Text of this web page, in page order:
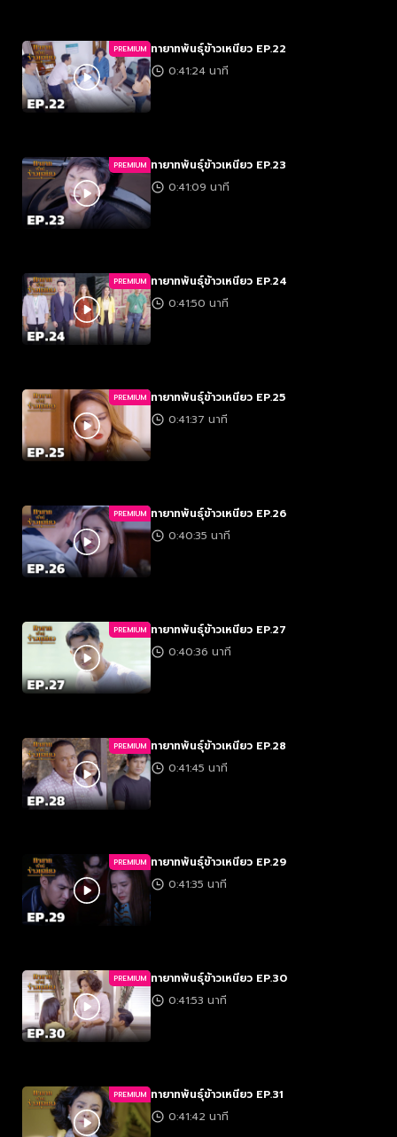
PREMIUM ทายาทพันธุ์ข้าวเหนียว EP.22
0:41:24 นาที
PREMIUM ทายาทพันธุ์ข้าวเหนียว EP.23
0:41:09 นาที
PREMIUM ทายาทพันธุ์ข้าวเหนียว EP.24
0:41:50 นาที
PREMIUM ทายาทพันธุ์ข้าวเหนียว EP.25
0:41:37 นาที
PREMIUM ทายาทพันธุ์ข้าวเหนียว EP.26
0:40:35 นาที
PREMIUM ทายาทพันธุ์ข้าวเหนียว EP.27
0:40:36 นาที
PREMIUM ทายาทพันธุ์ข้าวเหนียว EP.28
0:41:45 นาที
PREMIUM ทายาทพันธุ์ข้าวเหนียว EP.29
0:41:35 นาที
PREMIUM ทายาทพันธุ์ข้าวเหนียว EP.30
0:41:53 นาที
PREMIUM ทายาทพันธุ์ข้าวเหนียว EP.31
0:41:42 นาที